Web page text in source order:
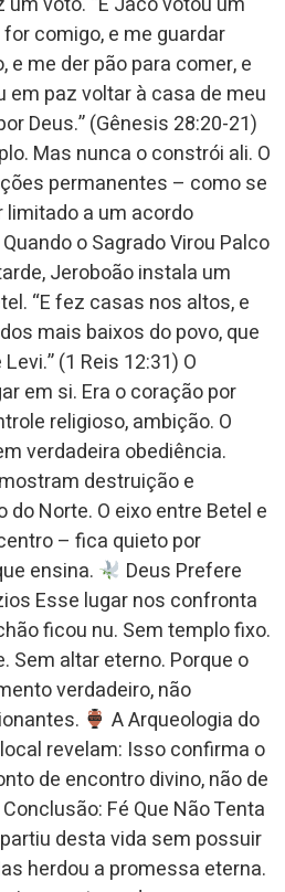
comigo, e me guardar
me der pão para comer, e
em paz voltar à casa de meu
Deus.” (Gênesis 28:20-21)
Mas nunca o constrói ali. O
permanentes – como se
a um acordo
o Sagrado Virou Palco
Jeroboão instala um
“E fez casas nos altos, e
mais baixos do povo, que
(1 Reis 12:31) O
em si. Era o coração por
religioso, ambição. O
verdadeira obediência.
destruição e
do Norte. O eixo entre Betel e
– fica quieto por
ensina.
Deus Prefere
Esse lugar nos confronta
ficou nu. Sem templo fixo.
Sem altar eterno. Porque o
verdadeiro, não
A Arqueologia do
revelam: Isso confirma o
de encontro divino, não de
Conclusão: Fé Que Não Tenta
desta vida sem possuir
herdou a promessa eterna.